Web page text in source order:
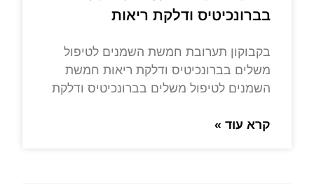
בברונכיטיס ודלקת ריאות
בקבוקון תערובת חמשת השמנים לטיפול
משלים בברונכיטיס ודלקת ריאות חמשת
השמנים לטיפול משלים בברונכיטיס ודלקת
קרא עוד »